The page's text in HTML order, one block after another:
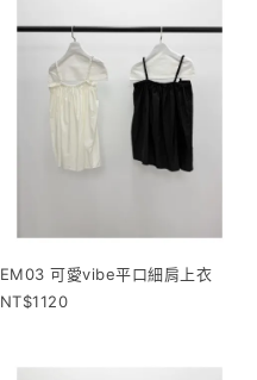
EM03 可愛vibe平口細肩上衣
1120